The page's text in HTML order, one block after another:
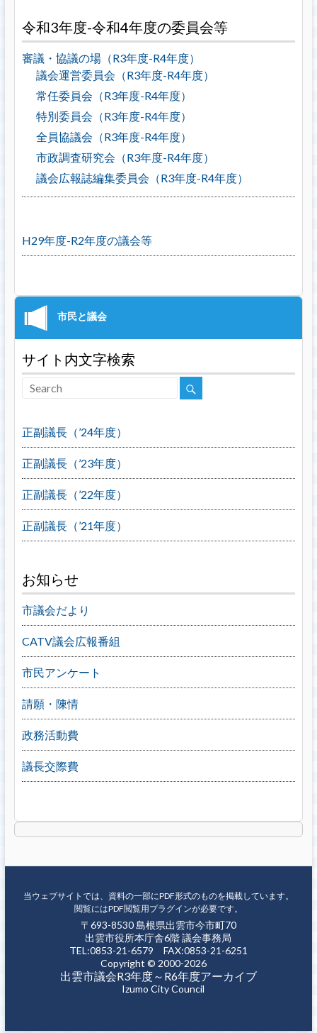
令和3年度-令和4年度の委員会等
審議・協議の場（R3年度-R4年度）
議会運営委員会（R3年度-R4年度）
常任委員会（R3年度-R4年度）
特別委員会（R3年度-R4年度）
全員協議会（R3年度-R4年度）
市政調査研究会（R3年度-R4年度）
議会広報誌編集委員会（R3年度-R4年度）
H29年度-R2年度の議会等
サイト内文字検索
正副議長（’24年度）
正副議長（’23年度）
正副議長（’22年度）
正副議長（’21年度）
お知らせ
市議会だより
CATV議会広報番組
市民アンケート
請願・陳情
政務活動費
議長交際費
当ウェブサイトでは、資料の一部にPDF形式のものを掲載しています。
閲覧にはPDF閲覧用プラグインが必要です。
〒693-8530 島根県出雲市今市町70
出雲市役所本庁舎6階 議会事務局
TEL:0853-21-6579 FAX:0853-21-6251
Copyright © 2000-2026
出雲市議会R3年度～R6年度アーカイブ
Izumo City Council